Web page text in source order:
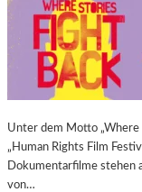
Unter dem Motto „Where
„Human Rights Film
Dokumentarfilme stehen
von…